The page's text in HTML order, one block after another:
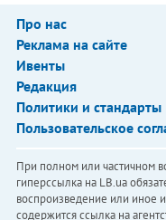
Про нас
Реклама на сайте
Ивенты
Редакция
Политики и стандарты
Пользовательское
При полном или частичном
гиперссылка на LB.ua
воспроизведение или иное
содержится ссылка на